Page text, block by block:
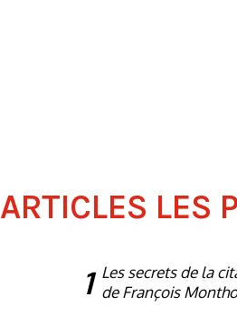
ARTICLES LES
1 Les secrets de la
de François